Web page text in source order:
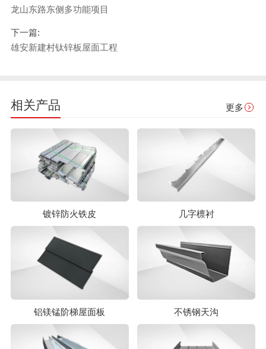
龙山东路东侧多功能项目
下一篇:
雄安新建村钛锌板屋面工程
相关产品 更多
镀锌防火铁皮 几字檩衬
铝镁锰阶梯屋面板 不锈钢天沟